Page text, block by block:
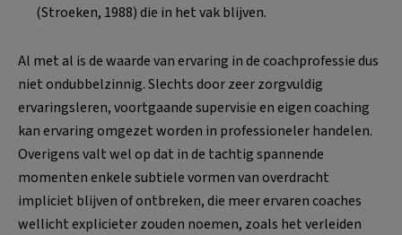
(Stroeken, 1988) die in het vak blijven.
Al met al is de waarde van ervaring in de coachprofessie dus
niet ondubbelzinnig. Slechts door zeer zorgvuldig
ervaringsleren, voortgaande supervisie en eigen coaching
kan ervaring omgezet worden in professioneler handelen.
Overigens valt wel op dat in de tachtig spannende
momenten enkele subtiele vormen van overdracht
impliciet blijven of ontbreken, die meer ervaren coaches
wellicht explicieter zouden noemen, zoals het verleiden